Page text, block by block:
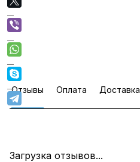
Отзывы Оплата Доставка
Загрузка отзывов...